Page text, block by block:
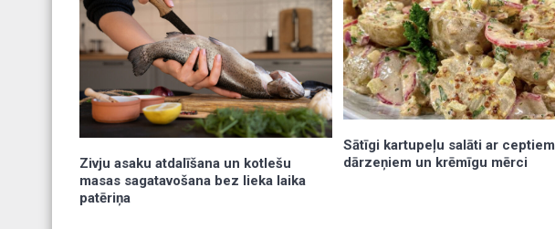
Zivju asaku atdalīšana un kotlešu
masas sagatavošana bez lieka laika
patēriņa
Sātīgi kartupeļu salāti ar ceptiem
dārzeņiem un krēmīgu mērci